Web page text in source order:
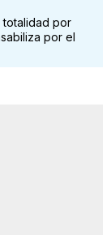
totalidad por
por el